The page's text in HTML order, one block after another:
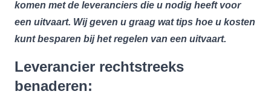
komen met de leveranciers die u nodig heeft voor
een uitvaart. Wij geven u graag wat tips hoe u kosten
kunt besparen bij het regelen van een uitvaart.
Leverancier rechtstreeks
benaderen: